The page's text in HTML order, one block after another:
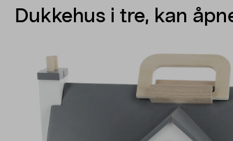
Dukkehus i tre, kan